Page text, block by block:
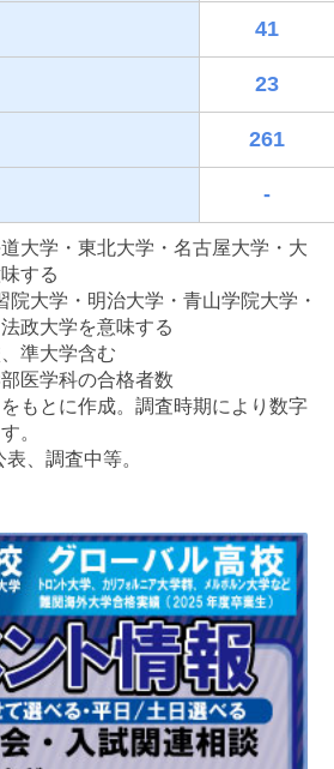
はありません
41
23
261
-
大学・東北大学・名古屋大学・大
する
大学・明治大学・青山学院大学・
政大学を意味する
準大学含む
医学科の合格者数
もとに作成。調査時期により数字
。
、調査中等。